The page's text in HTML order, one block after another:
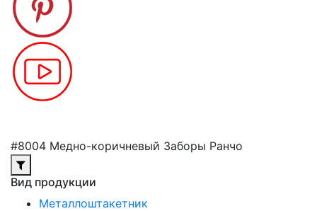
#8004 Медно-коричневый Заборы Ранчо
Вид продукции
Металлоштакетник